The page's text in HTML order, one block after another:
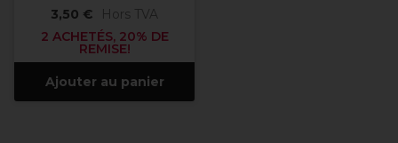
3,50 €
Hors TVA
2 ACHETÉS, 20% DE
REMISE!
Ajouter au panier